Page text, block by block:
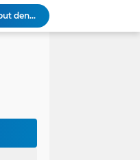
Kapolres Soppeng AKBP Hari Budiyanto Resmi Bertugas, Disambut dengan Tradisi Adat Bugis
Polres Soppeng Gelar Forum Konsultasi Publik, Tampung Masukan untuk Tingkatkan Pelayanan
Di Hadapan Kapolres Baru, Bupati Suwardi Tegaskan Sinergi Kunci Pembangunan Soppeng